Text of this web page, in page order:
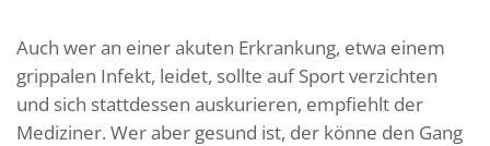
Auch wer an einer akuten Erkrankung, etwa einem
grippalen Infekt, leidet, sollte auf Sport verzichten
und sich stattdessen auskurieren, empfiehlt der
Mediziner. Wer aber gesund ist, der könne den Gang